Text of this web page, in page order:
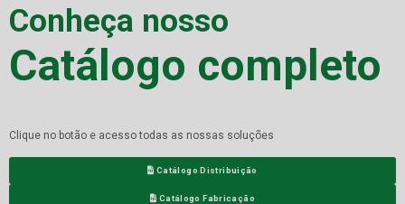
Conheça nosso
Catálogo completo
Clique no botão e acesso todas as nossas soluções
Catálogo Distribuição
Catálogo Fabricação